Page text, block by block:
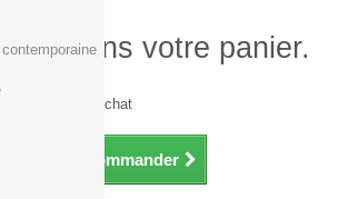
dans votre panier.
0,01€ dès 29€ d'achat
Commander